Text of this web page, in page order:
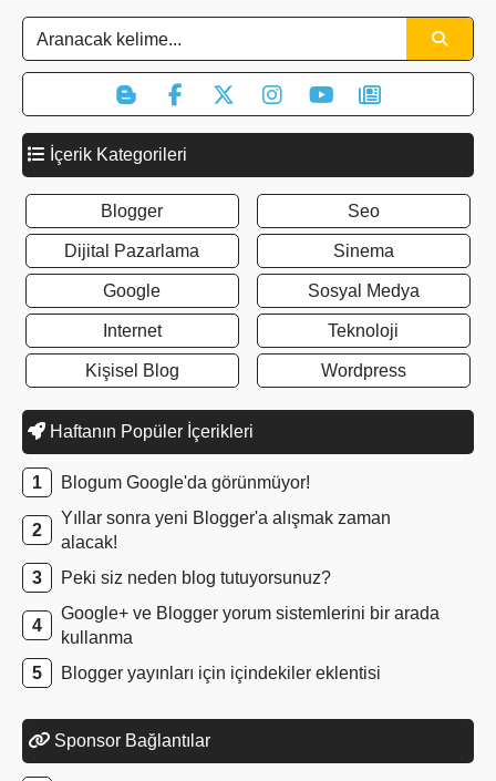
İçerik Kategorileri
Blogger
Dijital Pazarlama
Google
Internet
Kişisel Blog
Seo
Sinema
Sosyal Medya
Teknoloji
Wordpress
Haftanın Popüler İçerikleri
Blogum Google'da görünmüyor!
Yıllar sonra yeni Blogger'a alışmak zaman
alacak!
Peki siz neden blog tutuyorsunuz?
Google+ ve Blogger yorum sistemlerini bir arada
kullanma
Blogger yayınları için içindekiler eklentisi
Sponsor Bağlantılar